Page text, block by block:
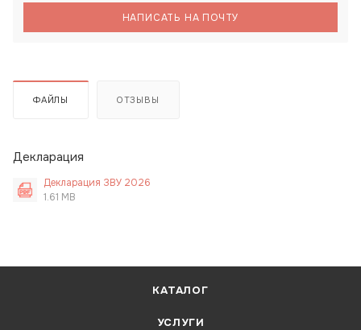
НАПИСАТЬ НА ПОЧТУ
ФАЙЛЫ ОТЗЫВЫ
Декларация
Декларация ЗВУ 2026
1.61 MB
КАТАЛОГ
УСЛУГИ